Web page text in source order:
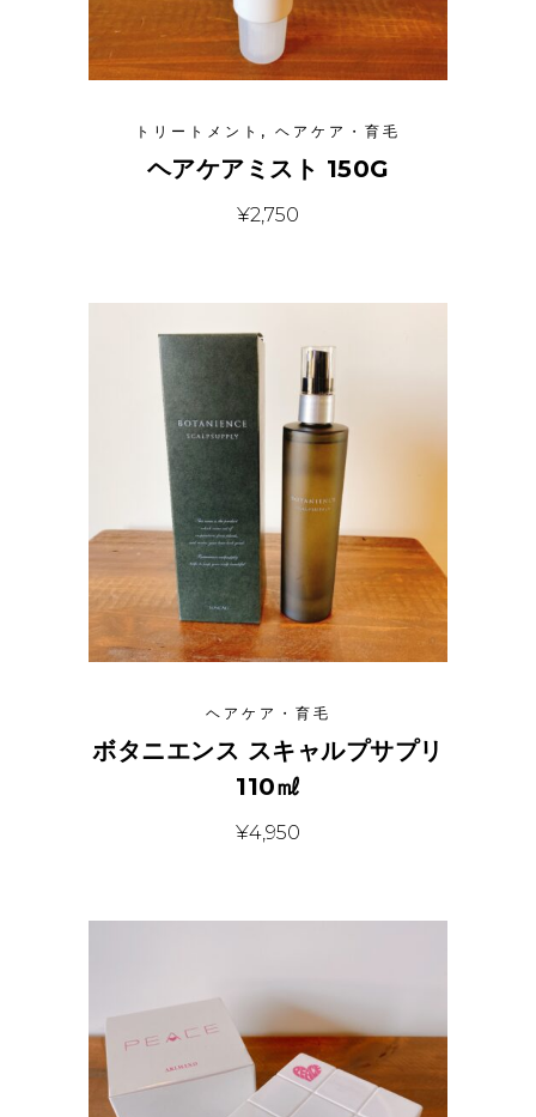
トリートメント , ヘアケア・育毛
ヘアケアミスト 150G
¥2,750
ヘアケア・育毛
ボタニエンス スキャルプサプリ
110㎖
¥4,950